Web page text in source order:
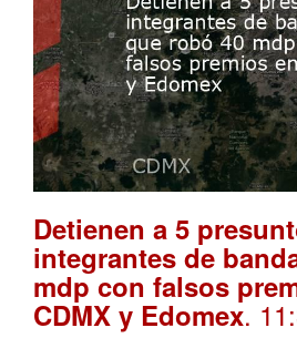
Detienen a 5
integrantes de
mdp con falsos
CDMX y Edomex.